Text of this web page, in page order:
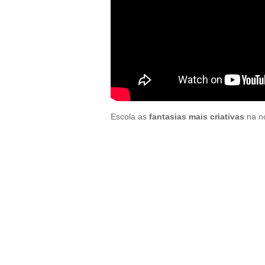
Escola as fantasias mais criativas na